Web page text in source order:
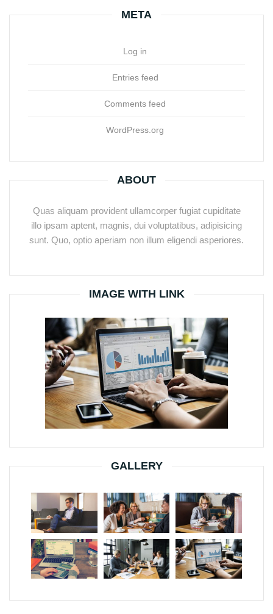
META
Log in
Entries feed
Comments feed
WordPress.org
ABOUT
Quas aliquam provident ullamcorper fugiat cupiditate
illo ipsam aptent, magnis, dui voluptatibus, adipisicing
sunt. Quo, optio aperiam non illum eligendi asperiores.
IMAGE WITH LINK
GALLERY